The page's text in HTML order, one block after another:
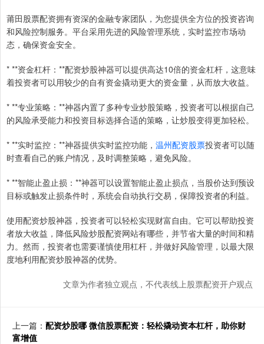
莆田股票配资拥有资深的金融专家团队，为您提供全方位的投资咨询
和风险控制服务。平台采用先进的风险管理系统，实时监控市场动
态，确保资金安全。
* **资金杠杆：**配资炒股神器可以提供高达10倍的资金杠杆，这意味
着投资者可以用较少的自有资金撬动更大的资金量，从而放大收益。
* **专业策略：**神器内置了多种专业炒股策略，投资者可以根据自己
的风险承受能力和投资目标选择合适的策略，让炒股变得更加轻松。
* **实时监控：**神器提供实时监控功能， 温州配资股票投资者可以随
时查看自己的账户情况，及时调整策略，避免风险。
* **智能止盈止损：**神器可以设置智能止盈止损点，当股价达到预设
目标或触发止损条件时，系统会自动执行交易，保障投资者的利益。
使用配资炒股神器，投资者可以轻松实现财富自由。它可以帮助投资
者放大收益，降低风险炒股配资网站有哪些，并节省大量的时间和精
力。然而，投资者也需要谨慎使用杠杆，并做好风险管理，以最大限
度地利用配资炒股神器的优势。
文章为作者独立观点，不代表线上股票配资开户观点
上一篇： 配资炒股哪 微信股票配资：轻松撬动资本杠杆，助你财
富增值